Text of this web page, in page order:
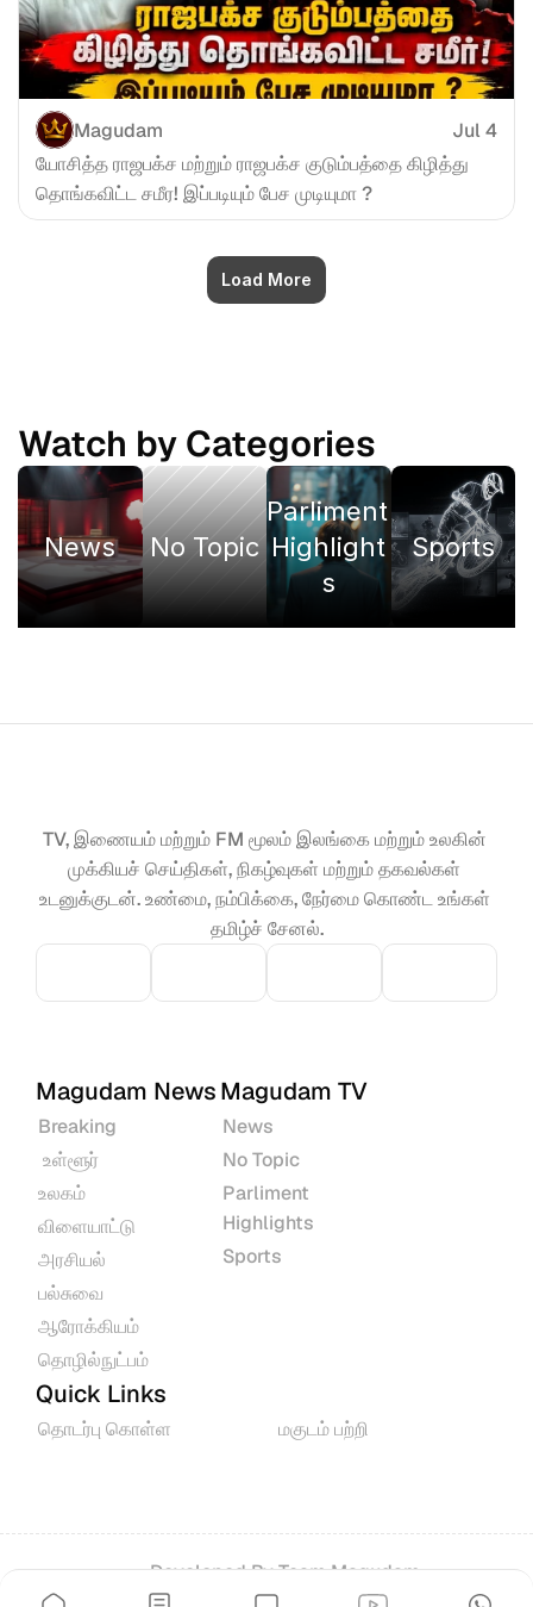
Magudam
Jul 4
யோசித்த ராஜபக்ச மற்றும் ராஜபக்ச குடும்பத்தை கிழித்து
தொங்கவிட்ட சமீர! இப்படியும் பேச முடியுமா ?
Load More
Watch by Categories
News No Topic
Parliment
Highlight
s
Sports
TV, இணையம் மற்றும் FM மூலம் இலங்கை மற்றும் உலகின்
முக்கியச் செய்திகள், நிகழ்வுகள் மற்றும் தகவல்கள்
உடனுக்குடன். உண்மை, நம்பிக்கை, நேர்மை கொண்ட உங்கள்
தமிழ்ச் சேனல்.
Magudam News
Breaking
உள்ளூர்
உலகம்
விளையாட்டு
அரசியல்
பல்சுவை
ஆரோக்கியம்
தொழில்நுட்பம்
Magudam TV
News
No Topic
Parliment
Highlights
Sports
Quick Links
தொடர்பு கொள்ள மகுடம் பற்றி
Developed By Team Magudam
© 2026 All rights reserved.